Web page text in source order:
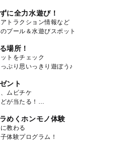
に全力水遊び！
トラクション情報など
プール＆水遊びスポット
場所！
トをチェック
ぷり思いっきり遊ぼう♪
ント
ムビチケ
が当たる！
めくホンモノ体験
教わる
体験プログラム！